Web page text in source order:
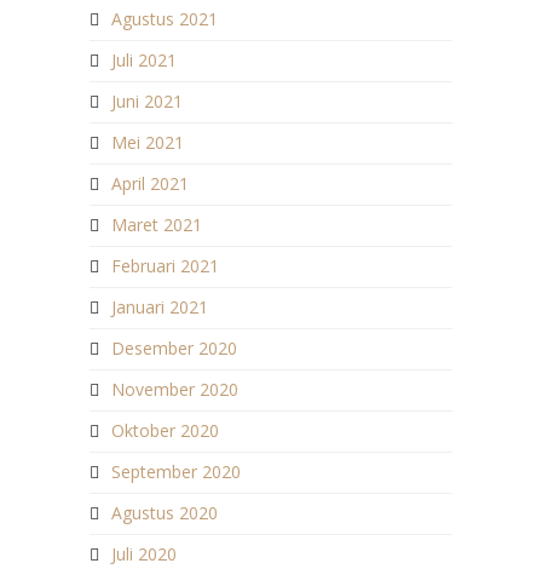
Agustus 2021
Juli 2021
Juni 2021
Mei 2021
April 2021
Maret 2021
Februari 2021
Januari 2021
Desember 2020
November 2020
Oktober 2020
September 2020
Agustus 2020
Juli 2020